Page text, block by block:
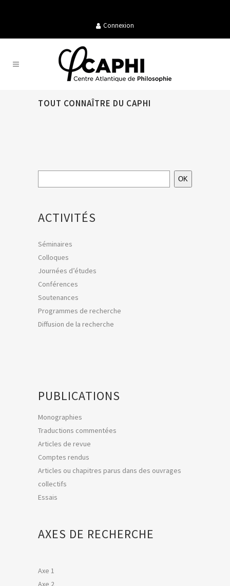
Connexion
TOUT CONNAÎTRE DU CAPHI
OK
ACTIVITÉS
Séminaires
Colloques
Journées d’études
Conférences
Soutenances
Programmes de recherche
Diffusion de la recherche
PUBLICATIONS
Monographies
Traductions commentées
Articles de revue
Comptes rendus
Articles ou chapitres parus dans des ouvrages
collectifs
Essais
AXES DE RECHERCHE
Axe 1
Axe 2